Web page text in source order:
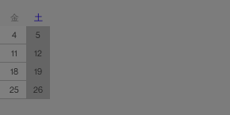
金
土
4
5
11
12
18
19
25
26